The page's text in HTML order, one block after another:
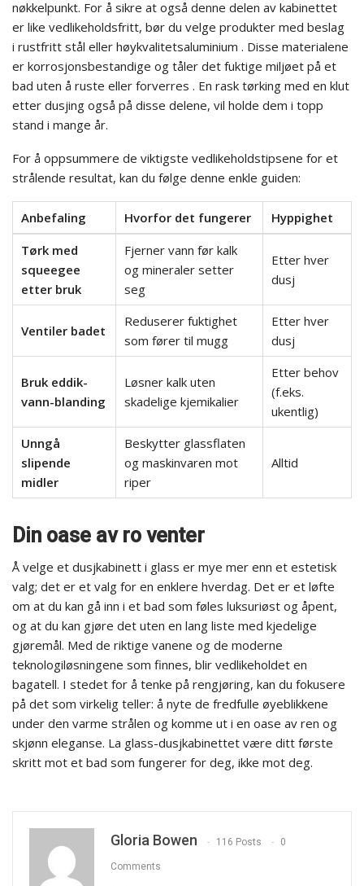
nøkkelpunkt. For å sikre at også denne delen av kabinettet
er like vedlikeholdsfritt, bør du velge produkter med beslag
i rustfritt stål eller høykvalitetsaluminium . Disse materialene
er korrosjonsbestandige og tåler det fuktige miljøet på et
bad uten å ruste eller forverres . En rask tørking med en klut
etter dusjing også på disse delene, vil holde dem i topp
stand i mange år.
For å oppsummere de viktigste vedlikeholdstipsene for et
strålende resultat, kan du følge denne enkle guiden:
Anbefaling Hvorfor det fungerer
Hyppighet
Tørk med
squeegee
etter bruk
Fjerner vann før kalk
og mineraler setter
seg
Etter hver
dusj
Ventiler badet
Reduserer fuktighet
som fører til mugg
Etter hver
dusj
Bruk eddik-
vann-blanding
Løsner kalk uten
skadelige kjemikalier
Etter behov
(f.eks.
ukentlig)
Unngå
slipende
midler
Beskytter glassflaten
og maskinvaren mot
riper
Alltid
Din oase av ro venter
Å velge et dusjkabinett i glass er mye mer enn et estetisk
valg; det er et valg for en enklere hverdag. Det er et løfte
om at du kan gå inn i et bad som føles luksuriøst og åpent,
og at du kan gjøre det uten en lang liste med kjedelige
gjøremål. Med de riktige vanene og de moderne
teknologiløsningene som finnes, blir vedlikeholdet en
bagatell. I stedet for å tenke på rengjøring, kan du fokusere
på det som virkelig teller: å nyte de fredfulle øyeblikkene
under den varme strålen og komme ut i en oase av ren og
skjønn eleganse. La glass-dusjkabinettet være ditt første
skritt mot et bad som fungerer for deg, ikke mot deg.
Gloria Bowen 116 Posts 0
Comments